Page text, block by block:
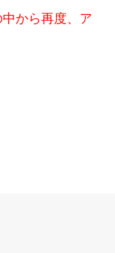
から再度、ア